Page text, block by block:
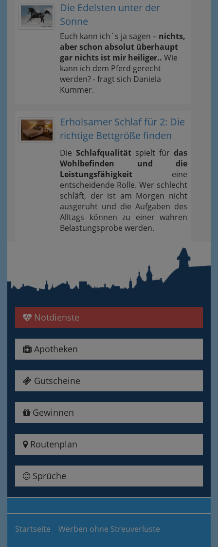
Die Edelsten unter der
Sonne
Euch kann ich´s ja sagen – nichts,
aber schon absolut überhaupt
gar nichts ist mir heiliger.. Wie
kann ich dem Pferd gerecht
werden? - fragt sich Daniela
Kummer.
Erholsamer Schlaf für 2: Die
richtige Bettgröße finden
Die Schlafqualität spielt für das
Wohlbefinden und die
Leistungsfähigkeit eine
entscheidende Rolle. Wer schlecht
schläft, der ist am Morgen nicht
ausgeruht und die Aufgaben des
Alltags können zu einer wahren
Belastungsprobe werden.
Notdienste
Apotheken
Gutscheine
Gewinnen
Routenplan
Sprüche
Startseite Werben ohne Streuverluste